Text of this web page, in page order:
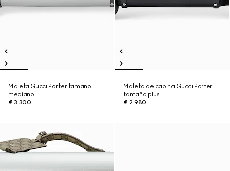
Maleta Gucci Porter tamaño
mediano
€ 3.300
Maleta de cabina Gucci Porter
tamaño plus
€ 2.980